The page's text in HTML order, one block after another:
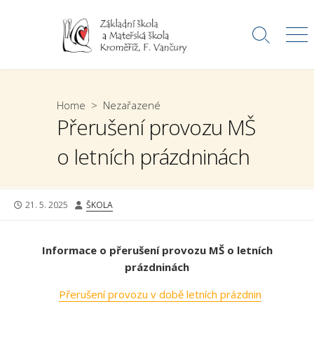
Search
Home > Nezařazené
Přerušení provozu MŠ
o letních prázdninách
PUBLISHED
21. 5. 2025 AUTHOR
ŠKOLA
Informace o přerušení provozu MŠ o letních
prázdninách
Přerušení provozu v době letních prázdnin